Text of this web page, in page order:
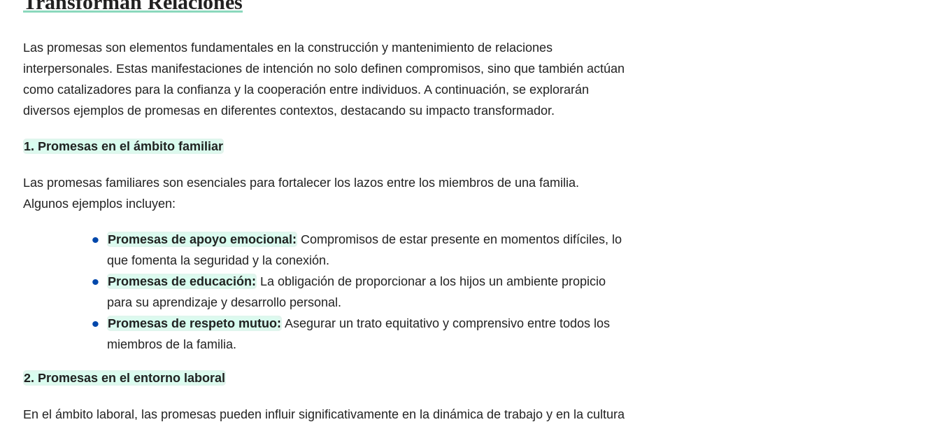
Las promesas son elementos fundamentales en la construcción y mantenimiento de relaciones
interpersonales. Estas manifestaciones de intención no solo definen compromisos, sino que también actúan
como catalizadores para la confianza y la cooperación entre individuos. A continuación, se explorarán
diversos ejemplos de promesas en diferentes contextos, destacando su impacto transformador.
1. Promesas en el ámbito familiar
Las promesas familiares son esenciales para fortalecer los lazos entre los miembros de una familia.
Algunos ejemplos incluyen:
Promesas de apoyo emocional: Compromisos de estar presente en momentos difíciles, lo
que fomenta la seguridad y la conexión.
Promesas de educación: La obligación de proporcionar a los hijos un ambiente propicio
para su aprendizaje y desarrollo personal.
Promesas de respeto mutuo: Asegurar un trato equitativo y comprensivo entre todos los
miembros de la familia.
2. Promesas en el entorno laboral
En el ámbito laboral, las promesas pueden influir significativamente en la dinámica de trabajo y en la cultura